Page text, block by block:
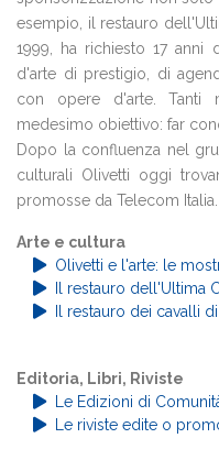
esempio, il restauro
1999, ha richiesto 17
d'arte di prestigio, di
con opere d'arte. Tanti
medesimo obiettivo: far
Dopo la confluenza nel
culturali Olivetti oggi
promosse da Telecom Italia.
Arte e cultura
Olivetti e l'arte: le
Il restauro dell'Ultima
Il restauro dei cavalli
Editoria, Libri, Riviste
Le Edizioni di
Le riviste edite o